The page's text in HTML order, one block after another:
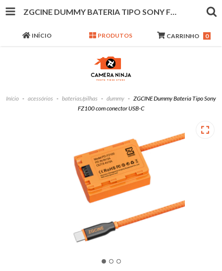
ZGCINE DUMMY BATERIA TIPO SONY FZ100 COM CONECTOR USB-C
INÍCIO PRODUTOS CARRINHO 0
Início - acessórios - baterias/pilhas - dummy - ZGCINE Dummy Bateria Tipo Sony
FZ100 com conector USB-C